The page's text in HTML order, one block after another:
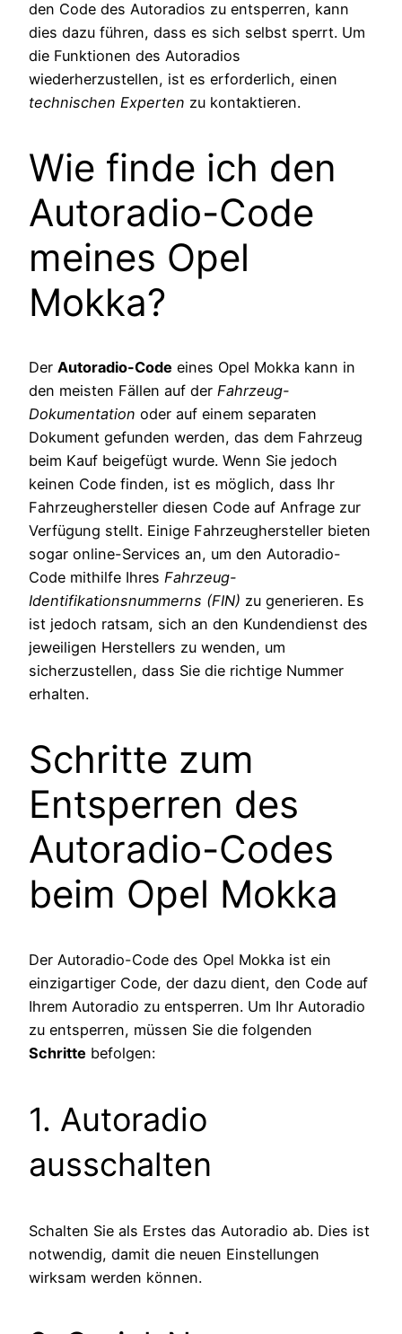
den Code des Autoradios zu entsperren, kann
dies dazu führen, dass es sich selbst sperrt. Um
die Funktionen des Autoradios
wiederherzustellen, ist es erforderlich, einen
technischen Experten zu kontaktieren.
Wie finde ich den
Autoradio-Code
meines Opel
Mokka?
Der Autoradio-Code eines Opel Mokka kann in
den meisten Fällen auf der Fahrzeug-
Dokumentation oder auf einem separaten
Dokument gefunden werden, das dem Fahrzeug
beim Kauf beigefügt wurde. Wenn Sie jedoch
keinen Code finden, ist es möglich, dass Ihr
Fahrzeughersteller diesen Code auf Anfrage zur
Verfügung stellt. Einige Fahrzeughersteller bieten
sogar online-Services an, um den Autoradio-
Code mithilfe Ihres Fahrzeug-
Identifikationsnummerns (FIN) zu generieren. Es
ist jedoch ratsam, sich an den Kundendienst des
jeweiligen Herstellers zu wenden, um
sicherzustellen, dass Sie die richtige Nummer
erhalten.
Schritte zum
Entsperren des
Autoradio-Codes
beim Opel Mokka
Der Autoradio-Code des Opel Mokka ist ein
einzigartiger Code, der dazu dient, den Code auf
Ihrem Autoradio zu entsperren. Um Ihr Autoradio
zu entsperren, müssen Sie die folgenden
Schritte befolgen:
1. Autoradio
ausschalten
Schalten Sie als Erstes das Autoradio ab. Dies ist
notwendig, damit die neuen Einstellungen
wirksam werden können.